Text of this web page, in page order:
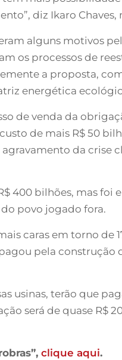
diz Ikaro Chaves,
alguns motivos
os processos de
a proposta,
energética
de venda da
de mais R$ 50
da crise
400 bilhões, mas foi
povo jogado fora.
caras em torno de
pela construção
usinas, terão que
será de quase R$
clique aqui.